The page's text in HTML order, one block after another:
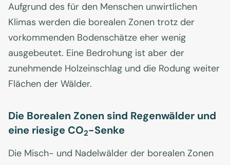
Aufgrund des für den Menschen unwirtlichen
Klimas werden die borealen Zonen trotz der
vorkommenden Bodenschätze eher wenig
ausgebeutet. Eine Bedrohung ist aber der
zunehmende Holzeinschlag und die Rodung weiter
Flächen der Wälder.
Die Borealen Zonen sind Regenwälder und
eine riesige CO2-Senke
Die Misch- und Nadelwälder der borealen Zonen